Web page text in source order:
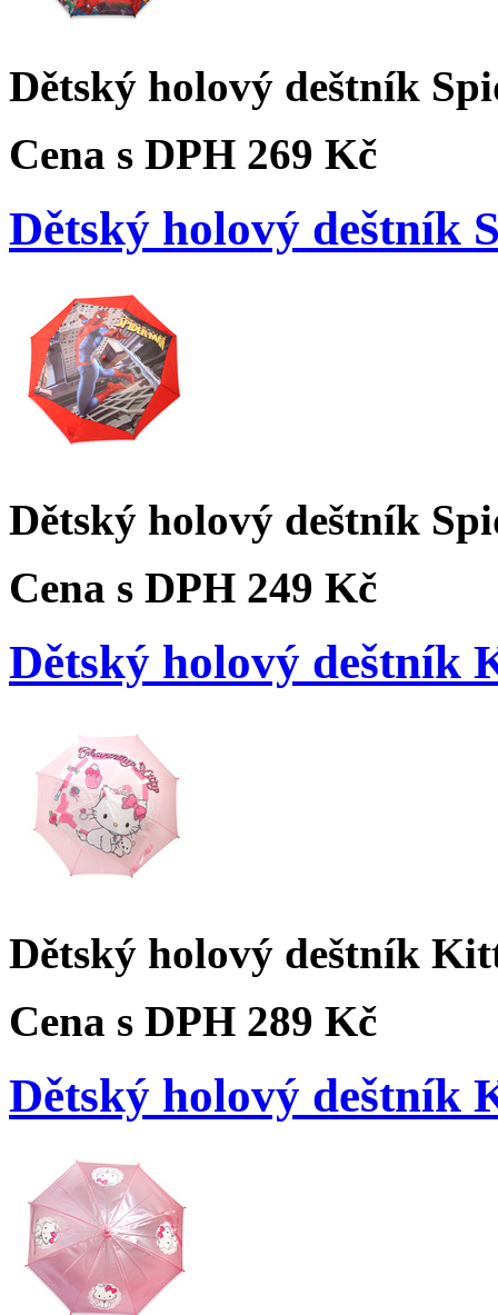
Dětský holový deštník
Cena s DPH 269 Kč
Dětský holový deštník
Dětský holový deštník
Cena s DPH 249 Kč
Dětský holový deštník
Dětský holový deštník
Cena s DPH 289 Kč
Dětský holový deštník